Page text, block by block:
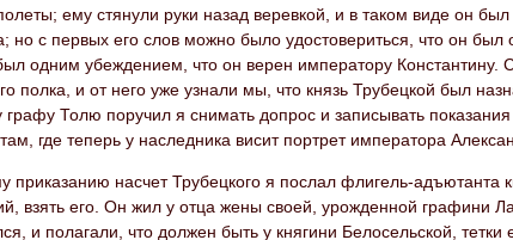
ему стянули руки назад веревкой, и в таком виде он
но с первых его слов можно было удостовериться, что он
одним убеждением, что он верен императору
полка, и от него уже узнали мы, что князь Трубецкой был
графу Толю поручил я снимать допрос и записывать
где теперь у наследника висит портрет императора
приказанию насчет Трубецкого я послал флигель-адъютанта
взять его. Он жил у отца жены своей, урожденной графини
и полагали, что должен быть у княгини Белосельской,